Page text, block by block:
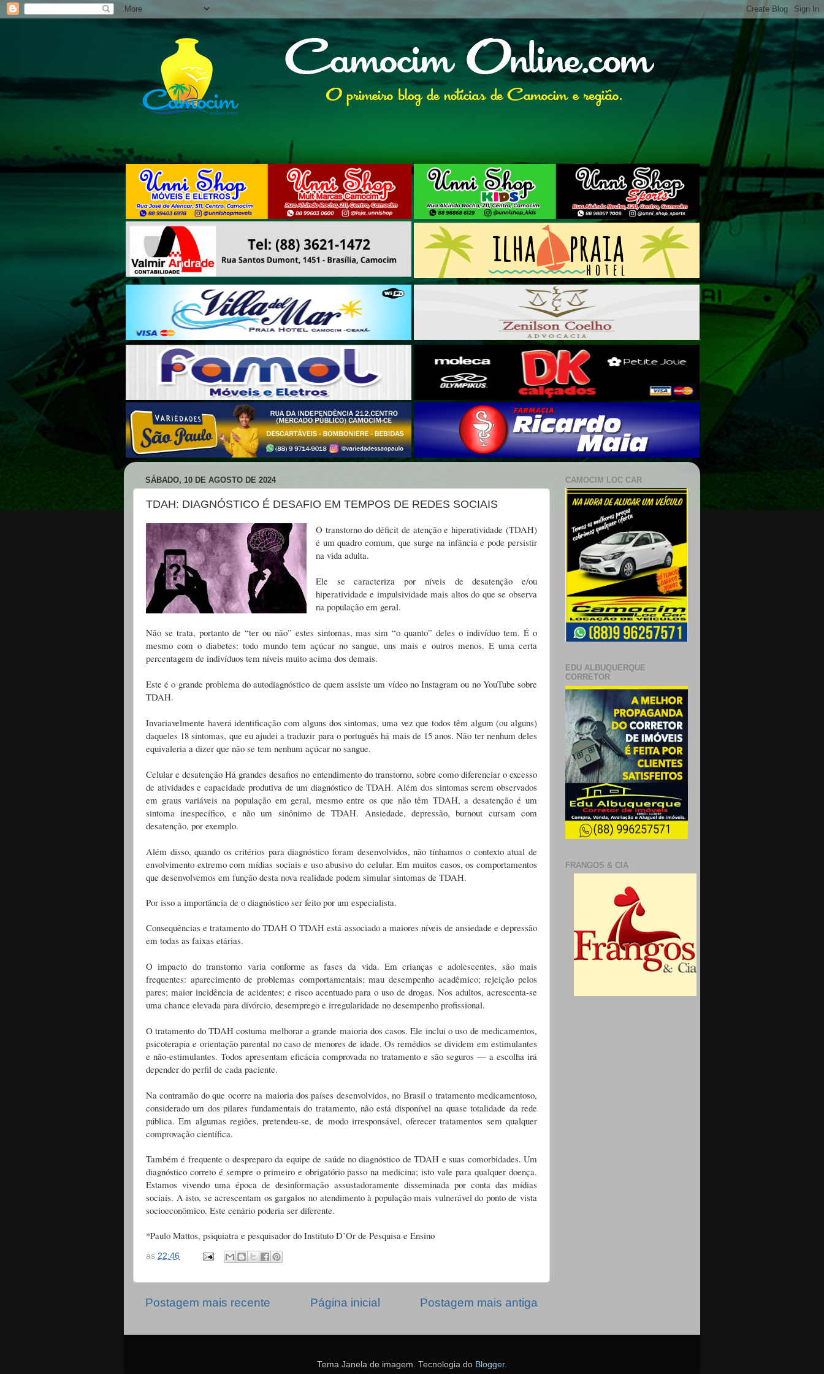
SÁBADO, 10 DE AGOSTO DE 2024
TDAH: DIAGNÓSTICO É DESAFIO EM TEMPOS DE REDES SOCIAIS
O transtorno do déficit de atenção e hiperatividade (TDAH)
é um quadro comum, que surge na infância e pode persistir
na vida adulta.
Ele se caracteriza por níveis de desatenção e/ou
hiperatividade e impulsividade mais altos do que se observa
na população em geral.
Não se trata, portanto de “ter ou não” estes sintomas, mas sim “o quanto” deles o indivíduo tem. É o
mesmo com o diabetes: todo mundo tem açúcar no sangue, uns mais e outros menos. E uma certa
percentagem de indivíduos tem níveis muito acima dos demais.
Este é o grande problema do autodiagnóstico de quem assiste um vídeo no Instagram ou no YouTube sobre
TDAH.
Invariavelmente haverá identificação com alguns dos sintomas, uma vez que todos têm algum (ou alguns)
daqueles 18 sintomas, que eu ajudei a traduzir para o português há mais de 15 anos. Não ter nenhum deles
equivaleria a dizer que não se tem nenhum açúcar no sangue.
Celular e desatenção Há grandes desafios no entendimento do transtorno, sobre como diferenciar o excesso
de atividades e capacidade produtiva de um diagnóstico de TDAH. Além dos sintomas serem observados
em graus variáveis na população em geral, mesmo entre os que não têm TDAH, a desatenção é um
sintoma inespecífico, e não um sinônimo de TDAH. Ansiedade, depressão, burnout cursam com
desatenção, por exemplo.
Além disso, quando os critérios para diagnóstico foram desenvolvidos, não tínhamos o contexto atual de
envolvimento extremo com mídias sociais e uso abusivo do celular. Em muitos casos, os comportamentos
que desenvolvemos em função desta nova realidade podem simular sintomas de TDAH.
Por isso a importância de o diagnóstico ser feito por um especialista.
Consequências e tratamento do TDAH O TDAH está associado a maiores níveis de ansiedade e depressão
em todas as faixas etárias.
O impacto do transtorno varia conforme as fases da vida. Em crianças e adolescentes, são mais
frequentes: aparecimento de problemas comportamentais; mau desempenho acadêmico; rejeição pelos
pares; maior incidência de acidentes; e risco acentuado para o uso de drogas. Nos adultos, acrescenta-se
uma chance elevada para divórcio, desemprego e irregularidade no desempenho profissional.
O tratamento do TDAH costuma melhorar a grande maioria dos casos. Ele inclui o uso de medicamentos,
psicoterapia e orientação parental no caso de menores de idade. Os remédios se dividem em estimulantes
e não-estimulantes. Todos apresentam eficácia comprovada no tratamento e são seguros — a escolha irá
depender do perfil de cada paciente.
Na contramão do que ocorre na maioria dos países desenvolvidos, no Brasil o tratamento medicamentoso,
considerado um dos pilares fundamentais do tratamento, não está disponível na quase totalidade da rede
pública. Em algumas regiões, pretendeu-se, de modo irresponsável, oferecer tratamentos sem qualquer
comprovação científica.
Também é frequente o despreparo da equipe de saúde no diagnóstico de TDAH e suas comorbidades. Um
diagnóstico correto é sempre o primeiro e obrigatório passo na medicina; isto vale para qualquer doença.
Estamos vivendo uma época de desinformação assustadoramente disseminada por conta das mídias
sociais. A isto, se acrescentam os gargalos no atendimento à população mais vulnerável do ponto de vista
socioeconômico. Este cenário poderia ser diferente.
*Paulo Mattos, psiquiatra e pesquisador do Instituto D’Or de Pesquisa e Ensino
às 22:46
Postagem mais recente Postagem mais antiga
Página inicial
CAMOCIM LOC CAR
EDU ALBUQUERQUE
CORRETOR
FRANGOS & CIA
Tema Janela de imagem. Tecnologia do Blogger.